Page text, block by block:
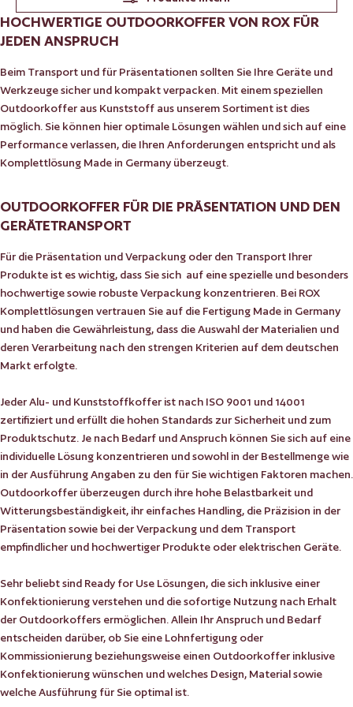
HOCHWERTIGE OUTDOORKOFFER VON ROX FÜR
JEDEN ANSPRUCH
Beim Transport und für Präsentationen sollten Sie Ihre Geräte und
Werkzeuge sicher und kompakt verpacken. Mit einem speziellen
Outdoorkoffer aus Kunststoff aus unserem Sortiment ist dies
möglich. Sie können hier optimale Lösungen wählen und sich auf eine
Performance verlassen, die Ihren Anforderungen entspricht und als
Komplettlösung Made in Germany überzeugt.
OUTDOORKOFFER FÜR DIE PRÄSENTATION UND DEN
GERÄTETRANSPORT
Für die Präsentation und Verpackung oder den Transport Ihrer
Produkte ist es wichtig, dass Sie sich auf eine spezielle und besonders
hochwertige sowie robuste Verpackung konzentrieren. Bei ROX
Komplettlösungen vertrauen Sie auf die Fertigung Made in Germany
und haben die Gewährleistung, dass die Auswahl der Materialien und
deren Verarbeitung nach den strengen Kriterien auf dem deutschen
Markt erfolgte.
Jeder Alu- und Kunststoffkoffer ist nach ISO 9001 und 14001
zertifiziert und erfüllt die hohen Standards zur Sicherheit und zum
Produktschutz. Je nach Bedarf und Anspruch können Sie sich auf eine
individuelle Lösung konzentrieren und sowohl in der Bestellmenge wie
in der Ausführung Angaben zu den für Sie wichtigen Faktoren machen.
Outdoorkoffer überzeugen durch ihre hohe Belastbarkeit und
Witterungsbeständigkeit, ihr einfaches Handling, die Präzision in der
Präsentation sowie bei der Verpackung und dem Transport
empfindlicher und hochwertiger Produkte oder elektrischen Geräte.
Sehr beliebt sind Ready for Use Lösungen, die sich inklusive einer
Konfektionierung verstehen und die sofortige Nutzung nach Erhalt
der Outdoorkoffers ermöglichen. Allein Ihr Anspruch und Bedarf
entscheiden darüber, ob Sie eine Lohnfertigung oder
Kommissionierung beziehungsweise einen Outdoorkoffer inklusive
Konfektionierung wünschen und welches Design, Material sowie
welche Ausführung für Sie optimal ist.